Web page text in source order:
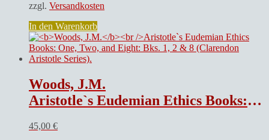
zzgl. Versandkosten
In den Warenkorb
Woods, J.M.
Aristotle`s Eudemian Ethics Books: One, Two, and Eight: Bks. 1, 2 & 8 (Clarendon Aristotle Series).
45,00 €